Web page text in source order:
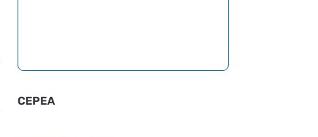
CEPEA